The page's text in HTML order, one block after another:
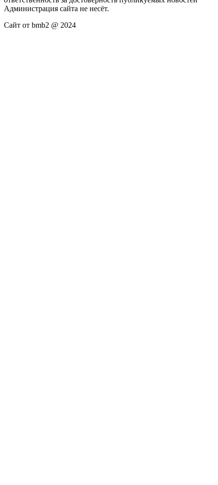
Администрация сайта не несёт.
Сайт от bmb2 @ 2024